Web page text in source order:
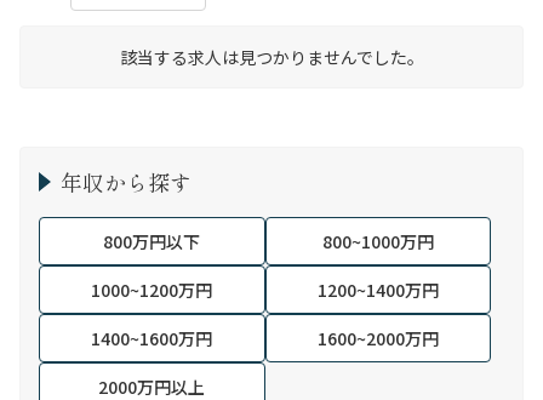
該当する求人は見つかりませんでした。
年収から探す
800万円以下
800~1000万円
1000~1200万円
1200~1400万円
1400~1600万円
1600~2000万円
2000万円以上